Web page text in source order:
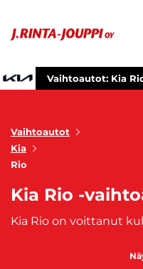
Vaihtoautot: Kia
Vaihtoautot
Kia
Rio
Kia Rio -